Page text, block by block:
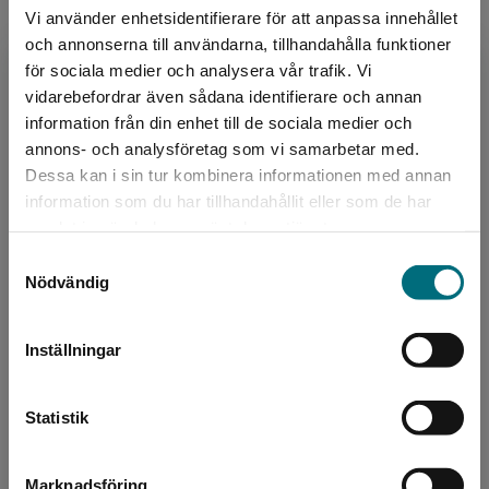
Vi använder enhetsidentifierare för att anpassa innehållet
och annonserna till användarna, tillhandahålla funktioner
för sociala medier och analysera vår trafik. Vi
vidarebefordrar även sådana identifierare och annan
information från din enhet till de sociala medier och
annons- och analysföretag som vi samarbetar med.
Dessa kan i sin tur kombinera informationen med annan
information som du har tillhandahållit eller som de har
Nödvändig
Inställningar
Statistik
Marknadsföring
Begränsad fraktregion
Det verkar som att du besöker
Sverige. För att kunna slutföra ett köp måste
Formgivare, omslag
Eva Andreasson
många år på den lättlästa nyhetstidningen 8